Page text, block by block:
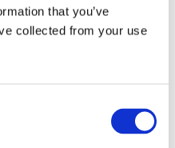
that you’ve
collected from your use
PAZ 30 cm.